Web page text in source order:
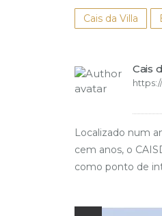
Cais da Villa
Cais
Localizado num
cem anos, o
como ponto de